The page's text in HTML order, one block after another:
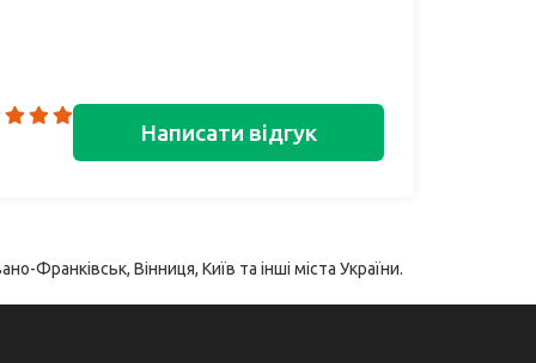
Написати відгук
Франківськ, Вінниця, Київ та інші міста України.